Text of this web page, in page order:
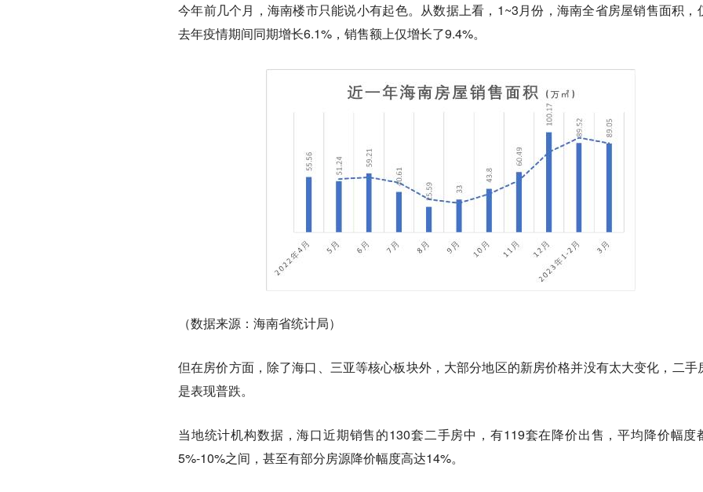
今年前几个月，海南楼市只能说小有起色。从数据上看，1~3月份，海南全省房屋销售面积，
去年疫情期间同期增长6.1%，销售额上仅增长了9.4%。
（数据来源：海南省统计局）
但在房价方面，除了海口、三亚等核心板块外，大部分地区的新房价格并没有太大变化， 二手
是表现普跌。
当地统计机构数据，海口近期销售的130套二手房中，有119套在降价出售，平均降价幅度
5%-10%之间，甚至有部分房源降价幅度高达14%。